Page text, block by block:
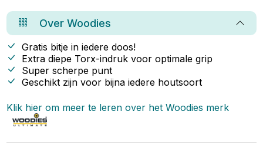
voorbereiding en gereedschap
is dit een klus die je eenvoudig
zelf kunt uitvoeren.
OverWoodies
Gratis bitje in iedere doos!
Extra diepe Torx-indruk voor optimale grip
Super scherpe punt
Geschikt zijn voor bijna iedere houtsoort
Klik hier om meer te leren over hetWoodies merk